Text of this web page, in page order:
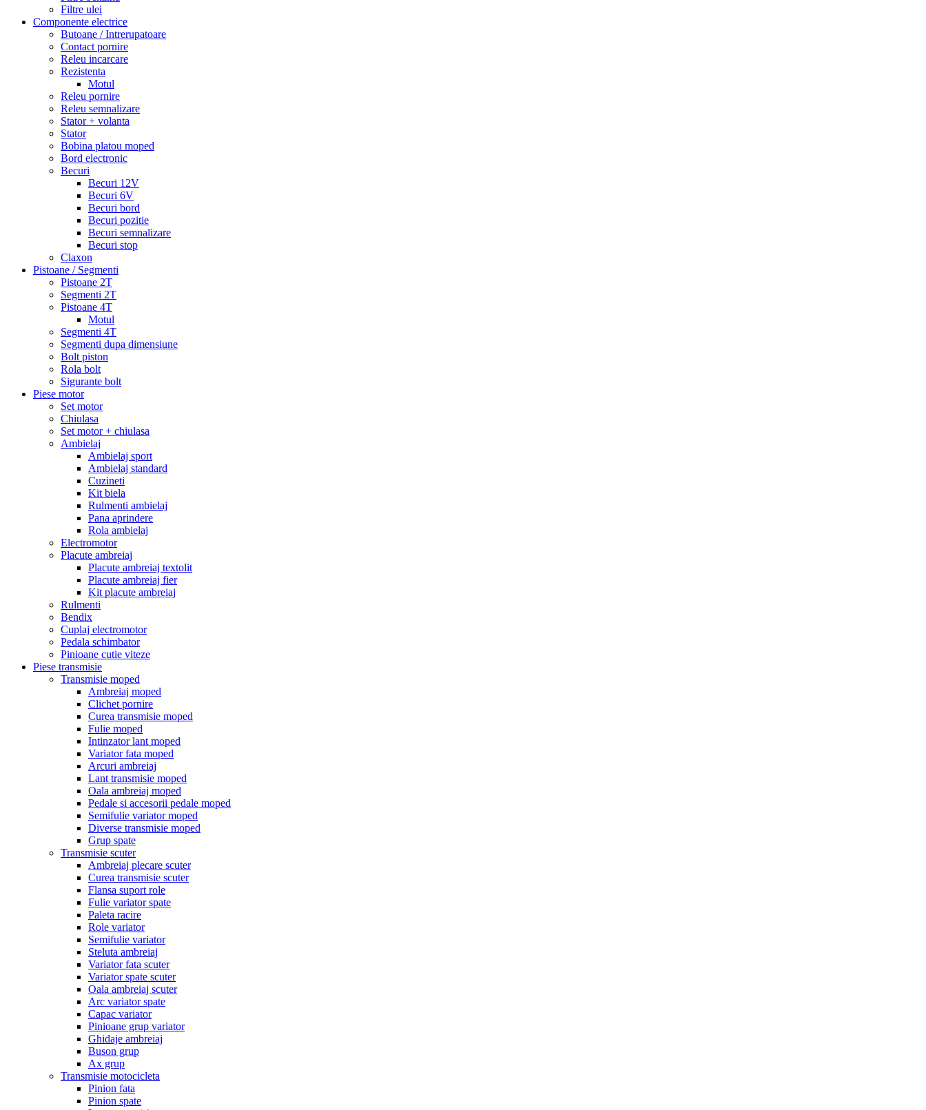
Filtre ulei
Componente electrice
Butoane / Intrerupatoare
Contact pornire
Releu incarcare
Rezistenta
Motul
Releu pornire
Releu semnalizare
Stator + volanta
Stator
Bobina platou moped
Bord electronic
Becuri
Becuri 12V
Becuri 6V
Becuri bord
Becuri pozitie
Becuri semnalizare
Becuri stop
Claxon
Pistoane / Segmenti
Pistoane 2T
Segmenti 2T
Pistoane 4T
Motul
Segmenti 4T
Segmenti dupa dimensiune
Bolt piston
Rola bolt
Sigurante bolt
Piese motor
Set motor
Chiulasa
Set motor + chiulasa
Ambielaj
Ambielaj sport
Ambielaj standard
Cuzineti
Kit biela
Rulmenti ambielaj
Pana aprindere
Rola ambielaj
Electromotor
Placute ambreiaj
Placute ambreiaj textolit
Placute ambreiaj fier
Kit placute ambreiaj
Rulmenti
Bendix
Cuplaj electromotor
Pedala schimbator
Pinioane cutie viteze
Piese transmisie
Transmisie moped
Ambreiaj moped
Clichet pornire
Curea transmisie moped
Fulie moped
Intinzator lant moped
Variator fata moped
Arcuri ambreiaj
Lant transmisie moped
Oala ambreiaj moped
Pedale si accesorii pedale moped
Semifulie variator moped
Diverse transmisie moped
Grup spate
Transmisie scuter
Ambreiaj plecare scuter
Curea transmisie scuter
Flansa suport role
Fulie variator spate
Paleta racire
Role variator
Semifulie variator
Steluta ambreiaj
Variator fata scuter
Variator spate scuter
Oala ambreiaj scuter
Arc variator spate
Capac variator
Pinioane grup variator
Ghidaje ambreiaj
Buson grup
Ax grup
Transmisie motocicleta
Pinion fata
Pinion spate